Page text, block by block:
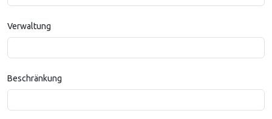
Verwaltung
Beschränkung